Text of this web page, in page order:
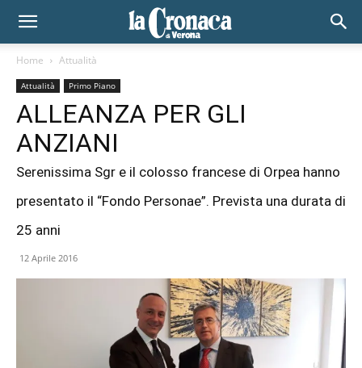
Home Attualità
Attualità Primo Piano
ALLEANZA PER GLI
ANZIANI
Serenissima Sgr e il colosso francese di Orpea hanno
presentato il “Fondo Personae”. Prevista una durata di
25 anni
12 Aprile 2016